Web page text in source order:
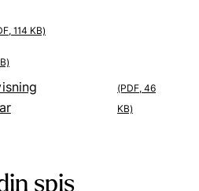
114 KB)
(PDF, 46
KB)
spis